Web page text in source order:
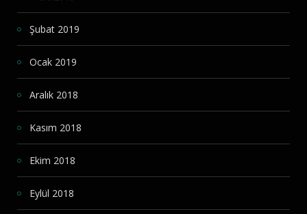
Şubat 2019
Ocak 2019
Aralık 2018
Kasım 2018
Ekim 2018
Eylül 2018